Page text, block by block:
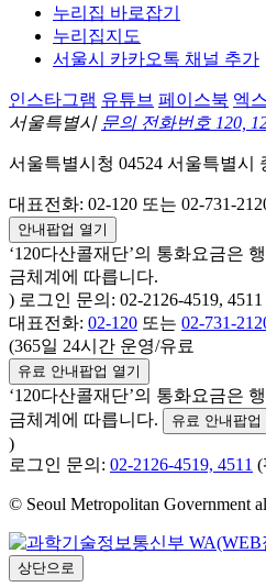
누리집 바로잡기
누리집지도
서울시 카카오톡 채널 추가
인스타그램 유튜브 페이스북 엑스
서울특별시 문의 전화번호 120,
서울특별시청 04524 서울특별시
대표전화: 02-120 또는 02-731-
안내팝업 열기
‘120다산콜재단’의 통화요금은
금체계에 따릅니다.
) 로그인 문의: 02-2126-4519,
대표전화: 02-120 또는 02-731-
(365일 24시간 운영/유료
유료 안내팝업 열기
‘120다산콜재단’의 통화요금은
금체계에 따릅니다.
유료 안내팝업
)
로그인 문의: 02-2126-4519, 4511 (
© Seoul Metropolitan Government
상단으로